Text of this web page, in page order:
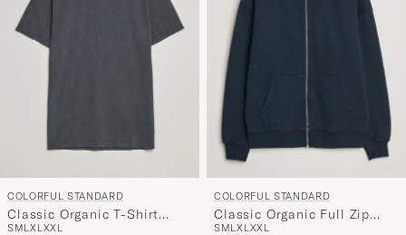
COLORFUL STANDARD
Classic Organic T-Shirt
Faded Black
SMLXLXXL
COLORFUL STANDARD
Classic Organic Full Zip
Hoodie Navy Blue
SMLXLXXL